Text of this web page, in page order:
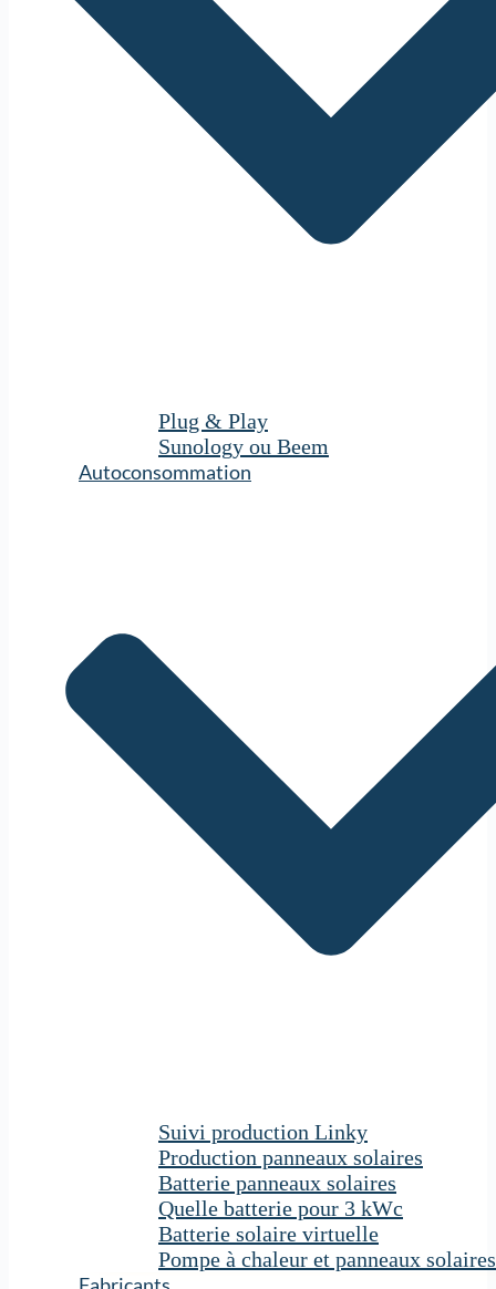
Plug & Play
Sunology ou Beem
Autoconsommation
Suivi production Linky
Production panneaux solaires
Batterie panneaux solaires
Quelle batterie pour 3 kWc
Batterie solaire virtuelle
Pompe à chaleur et panneaux solaires